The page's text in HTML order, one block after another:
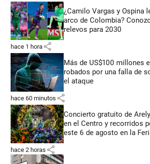
¿Camilo Vargas y Ospina
arco de Colombia?
relevos para 2030
hace 1 hora share
Más de US$100 millones
robados por una falla de
el ataque
hace 60 minutos share
Concierto gratuito de
en el Centro y recorridos
este 6 de agosto en la
hace 2 horas share